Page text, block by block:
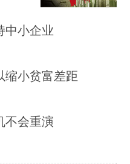
中小企业
缩小贫富差距
不会重演